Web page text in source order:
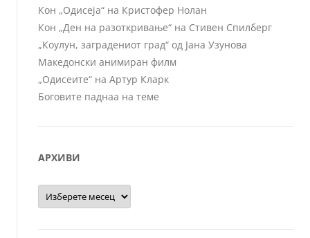
Кон „Одисеја“ на Кристофер Нолан
Кон „Ден на разоткривање“ на Стивен Спилберг
„Коулун, заградениот град“ од Јана Узунова
Македонски анимиран филм
„Одисеите“ на Артур Кларк
Боговите паднаа на теме
АРХИВИ
Архиви